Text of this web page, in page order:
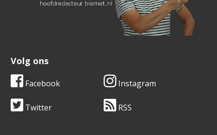
Volg ons
Facebook Instagram
Twitter RSS